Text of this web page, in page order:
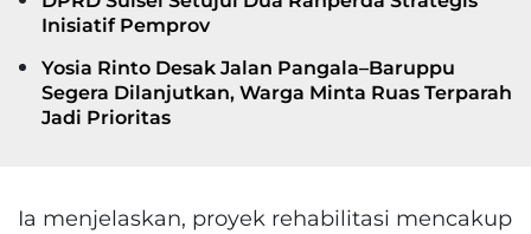
Inisiatif Pemprov
Yosia Rinto Desak Jalan Pangala–Baruppu
Segera Dilanjutkan, Warga Minta Ruas Terparah
Jadi Prioritas
Ia menjelaskan, proyek rehabilitasi mencakup